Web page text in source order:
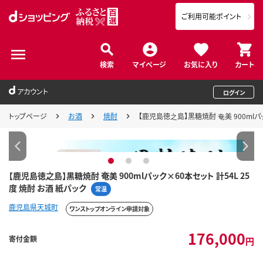
検索 マイページ お気に入り カート
ご利用可能ポイント
アカウント ログイン
トップページ お酒 焼酎 【鹿児島徳之島】黒糖焼酎 奄美 900ml
【鹿児島徳之島】黒糖焼酎 奄美 900mlパック×60本セット 計54L 25
度 焼酎 お酒 紙パック
常温
1 2 3
鹿児島県天城町 ワンストップオンライン申請対象
寄付金額 176,000円